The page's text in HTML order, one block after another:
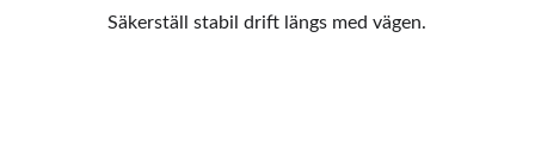
Säkerställ stabil drift längs med vägen.